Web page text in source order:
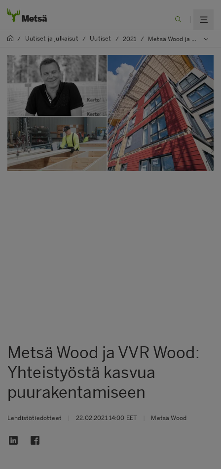
/ Uutiset ja julkaisut / Uutiset / 2021 / Metsä Wood ja VVR Wood: Yhteistyöstä kasvua puurakentamiseen
Metsä Wood ja VVR Wood:
Yhteistyöstä kasvua
puurakentamiseen
Lehdistötiedotteet 22.02.2021 14:00 EET Metsä Wood